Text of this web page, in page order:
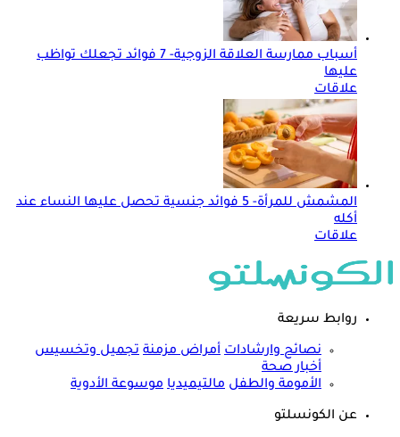
أسباب ممارسة العلاقة الزوجية- 7 فوائد تجعلك تواظب
عليها
علاقات
المشمش للمرأة- 5 فوائد جنسية تحصل عليها النساء عند
أكله
علاقات
روابط سريعة
نصائح وارشادات أمراض مزمنة تجميل وتخسيس
أخبار صحة
الأمومة والطفل مالتيميديا موسوعة الأدوية
عن الكونسلتو